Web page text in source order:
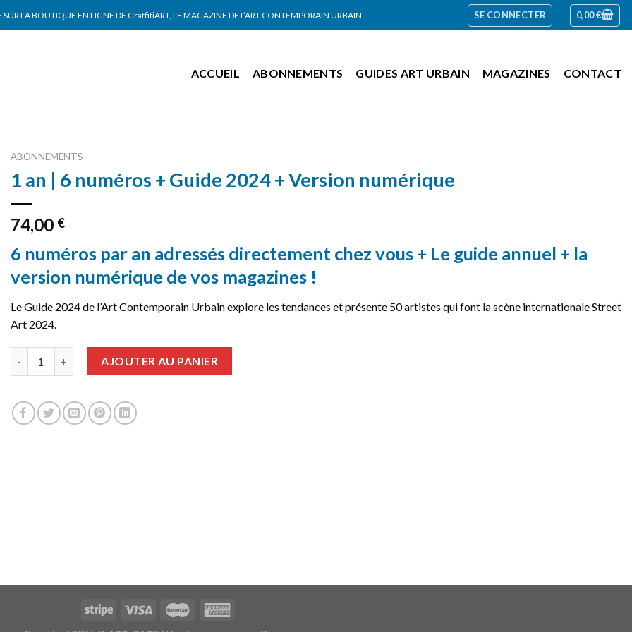
LA BOUTIQUE EN LIGNE DE GraffitiART, LE MAGAZINE DE L’ART CONTEMPORAIN URBAIN SE CONNECTER 0,00€
ACCUEIL ABONNEMENTS GUIDES ART URBAIN MAGAZINES CONTACT
ABONNEMENTS
1 an | 6 numéros + Guide 2024 + Version numérique
74,00 €
6 numéros par an adressés directement chez vous + Le guide annuel + la
version numérique de vos magazines !
Le Guide 2024 de l’Art Contemporain Urbain explore les tendances et présente 50 artistes qui font la scène internationale Street
Art 2024.
AJOUTER AU PANIER